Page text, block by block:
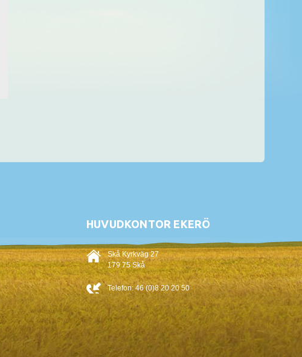
HUVUDKONTOR EKERÖ
Skå Kyrkväg 27
179 75 Skå
Telefon:46 (0)8 20 20 50